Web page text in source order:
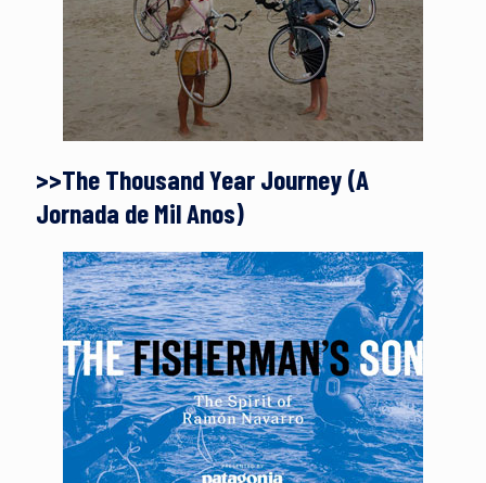
>>The Thousand Year Journey (A
Jornada de Mil Anos)